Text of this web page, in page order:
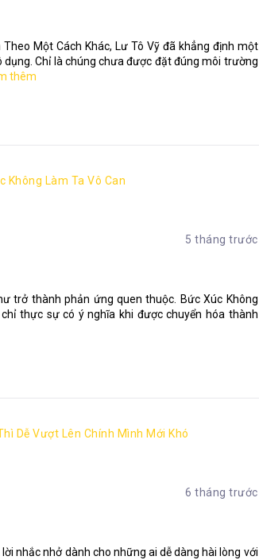
Một Cách Khác, Lư Tô Vỹ đã khẳng định một
Chỉ là chúng chưa được đặt đúng môi trường
thêm
Không Làm Ta Vô Can
5 tháng trước
trở thành phản ứng quen thuộc. Bức Xúc Không
thực sự có ý nghĩa khi được chuyển hóa thành
Dễ Vượt Lên Chính Mình Mới Khó
6 tháng trước
nhắc nhở dành cho những ai dễ dàng hài lòng với